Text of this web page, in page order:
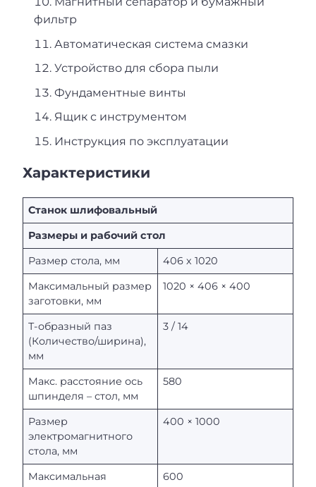
фильтр
Автоматическая система смазки
Устройство для сбора пыли
Фундаментные винты
Ящик с инструментом
Инструкция по эксплуатации
Характеристики
Станок шлифовальный
Размеры и рабочий стол
Размер стола, мм
406 х 1020
Максимальный размер
заготовки, мм
1020 × 406 × 400
Т-образный паз
(Количество/ширина),
мм
3 / 14
Макс. расстояние ось
шпинделя – стол, мм
580
Размер
электромагнитного
стола, мм
400 × 1000
Максимальная
600